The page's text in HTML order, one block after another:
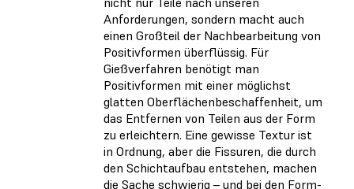
Anforderungen, sondern macht auch
einen Großteil der Nachbearbeitung von
Positivformen überflüssig. Für
Gießverfahren benötigt man
Positivformen mit einer möglichst
glatten Oberflächenbeschaffenheit, um
das Entfernen von Teilen aus der Form
zu erleichtern. Eine gewisse Textur ist
in Ordnung, aber die Fissuren, die durch
den Schichtaufbau entstehen, machen
die Sache schwierig – und bei den Form-